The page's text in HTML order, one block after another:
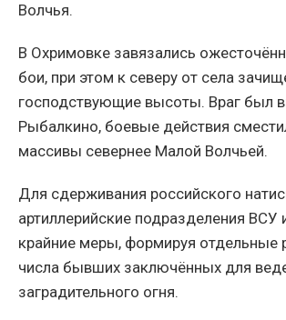
Волчья.
В Охримовке завязались
бои, при этом к северу от села
господствующие высоты. Враг был
Рыбалкино, боевые действия
массивы севернее Малой Волчьей.
Для сдерживания российского
артиллерийские подразделения ВСУ
крайние меры, формируя отдельные
числа бывших заключённых для
заградительного огня.